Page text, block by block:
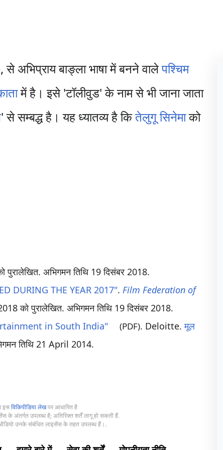
से अभिप्राय बाङ्ला भाषा में बनने वालेपश्चिम
में है। इसे 'टॉलीवुड' के नाम से भी जाना जाता
' से सम्बद्ध है। यह ध्यातव्य है कितेलुगू सिनेमाको
पुरालेखित. अभिगमन तिथि 19 दिसंबर 2018.
DURING THE YEAR 2017".Film Federation of
को पुरालेखित. अभिगमन तिथि 19 दिसंबर 2018.
in South India" (PDF). Deloitte.मूल
तिथि21 April 2014.
इसविकिपीडिया लेखपर आधारित है
के अंतर्गत उपलब्ध है; अतिरिक्त शर्तें लागू हो सकती हैं.
ऑडियो उनके संबंधित लाइसेंस के तहत उपलब्ध हैं।.